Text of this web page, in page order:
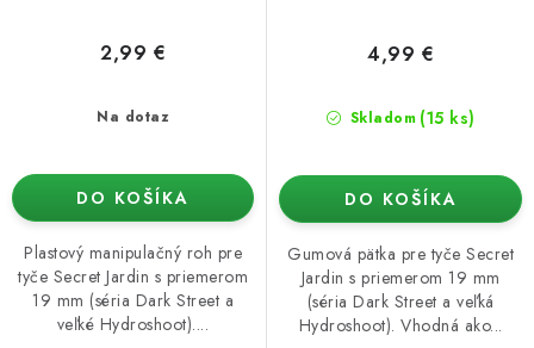
Na dotaz
2,99 €
DO KOŠÍKA
Plastový manipulačný roh pre
tyče Secret Jardin s priemerom
19 mm (séria Dark Street a
veľké Hydroshoot)....
Skladom (15 ks)
4,99 €
DO KOŠÍKA
Gumová pätka pre tyče Secret
Jardin s priemerom 19 mm
(séria Dark Street a veľká
Hydroshoot). Vhodná ako...